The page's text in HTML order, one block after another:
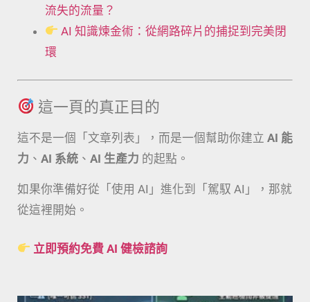
流失的流量？
AI 知識煉金術：從網路碎片的捕捉到完美閉
環
這一頁的真正目的
這不是一個「文章列表」，而是一個幫助你建立 AI 能
力 、 AI 系統 、 AI 生產力 的起點。
如果你準備好從「使用 AI」進化到「駕馭 AI」，那就
從這裡開始。
立即預約免費 AI 健檢諮詢